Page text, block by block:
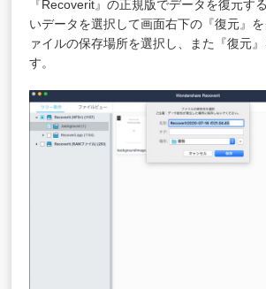
『Recoverit』の正規版でデータを復元す
いデータを選択して画面右下の『復元』
ァイルの保存場所を選択し、また『復元
す。